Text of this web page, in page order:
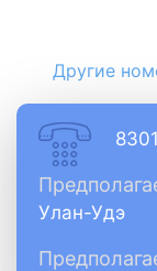
Другие
Улан-Удэ